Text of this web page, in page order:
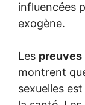
influencées
exogène.
Les preuves
montrent
sexuelles